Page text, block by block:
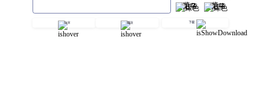
分享 播放 下载